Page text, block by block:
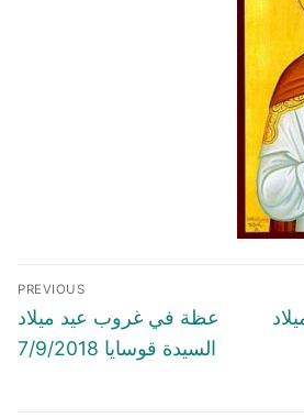
Post
navigation
PREVIOUS
Previous
post:
عظة في غروب عيد ميلاد
السيدة قوسايا 7/9/2018